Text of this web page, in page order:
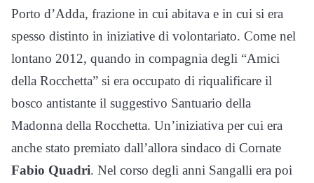
Porto d’Adda, frazione in cui abitava e in cui si era
spesso distinto in iniziative di volontariato. Come nel
lontano 2012, quando in compagnia degli “Amici
della Rocchetta” si era occupato di riqualificare il
bosco antistante il suggestivo Santuario della
Madonna della Rocchetta. Un’iniziativa per cui era
anche stato premiato dall’allora sindaco di Cornate
Fabio Quadri. Nel corso degli anni Sangalli era poi